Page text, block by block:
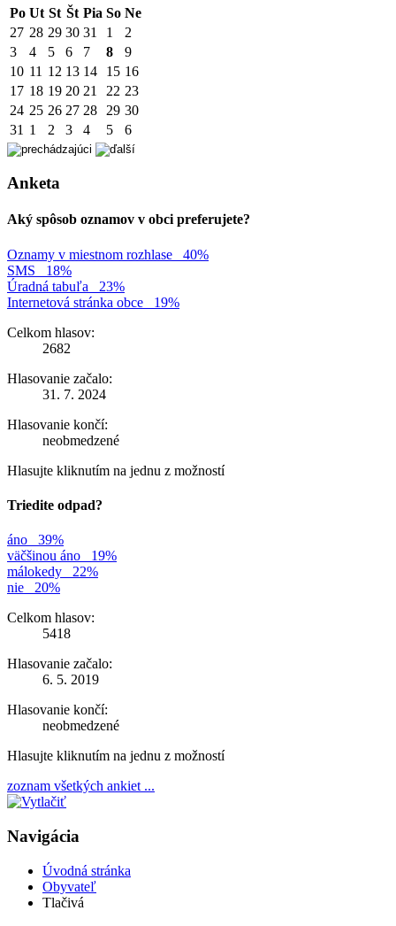
Po Ut St Št Pia So Ne
27 28 29 30 31 1
2
3
4 5 6 7 8
9
10 11 12 13 14 15 16
17 18 19 20 21 22 23
24 25 26 27 28 29 30
31 1 2 3 4 5 6
Anketa
Aký spôsob oznamov v obci preferujete?
Oznamy v miestnom rozhlase
40%
SMS
18%
Úradná tabuľa
23%
Internetová stránka obce
19%
Celkom hlasov:
2682
Hlasovanie začalo:
31. 7. 2024
Hlasovanie končí:
neobmedzené
Hlasujte kliknutím na jednu z možností
Triedite odpad?
áno
39%
väčšinou áno
19%
málokedy
22%
nie
20%
Celkom hlasov:
5418
Hlasovanie začalo:
6. 5. 2019
Hlasovanie končí:
neobmedzené
Hlasujte kliknutím na jednu z možností
zoznam všetkých ankiet ...
Navigácia
Úvodná stránka
Obyvateľ
Tlačivá